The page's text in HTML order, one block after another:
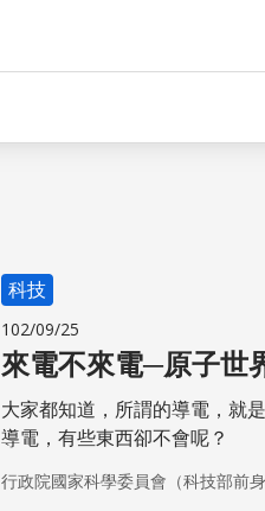
科技
102/09/25
來電不來電─原子世
大家都知道，所謂的導電，就
導電，有些東西卻不會呢？
行政院國家科學委員會（科技部前身